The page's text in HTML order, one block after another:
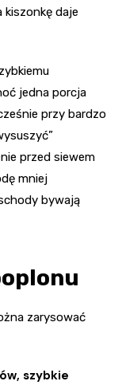
daje
jedna porcja
przy bardzo
przed siewem
mniej
bywają
zarysować
szybkie